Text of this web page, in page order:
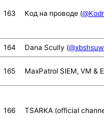
163 Код на проводе (
164 Dana Scully (
165 MaxPatrol SIEM, VM &
166 TSARKA (official